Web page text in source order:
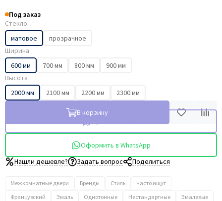
Под заказ
Стекло
матовое
прозрачное
Ширина
600 мм
700 мм 800 мм
900 мм
Высота
2000 мм
2100 мм 2200 мм 2300 мм
В корзину
Оформить в WhatsApp
Нашли дешевле?
Задать вопрос Поделиться
Межкомнатные двери Бренды Стиль
Часто ищут
Французский
Эмаль Однотонные Нестандартные
Эмалевые